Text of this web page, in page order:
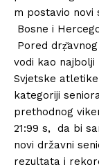
m postavio novi
Bosne i
Pored
vodi kao
Svjetske
kategoriji
prethodnog
21:99 s, da bi
novi državni
rezultata i